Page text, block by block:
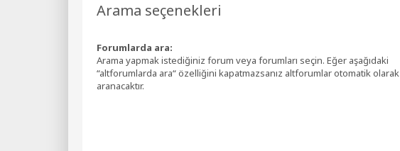
Arama seçenekleri
Forumlarda ara:
Arama yapmak istediğiniz forum veya forumları seçin. Eğer aşağıdaki
“altforumlarda ara“ özelliğini kapatmazsanız altforumlar otomatik olarak
aranacaktır.